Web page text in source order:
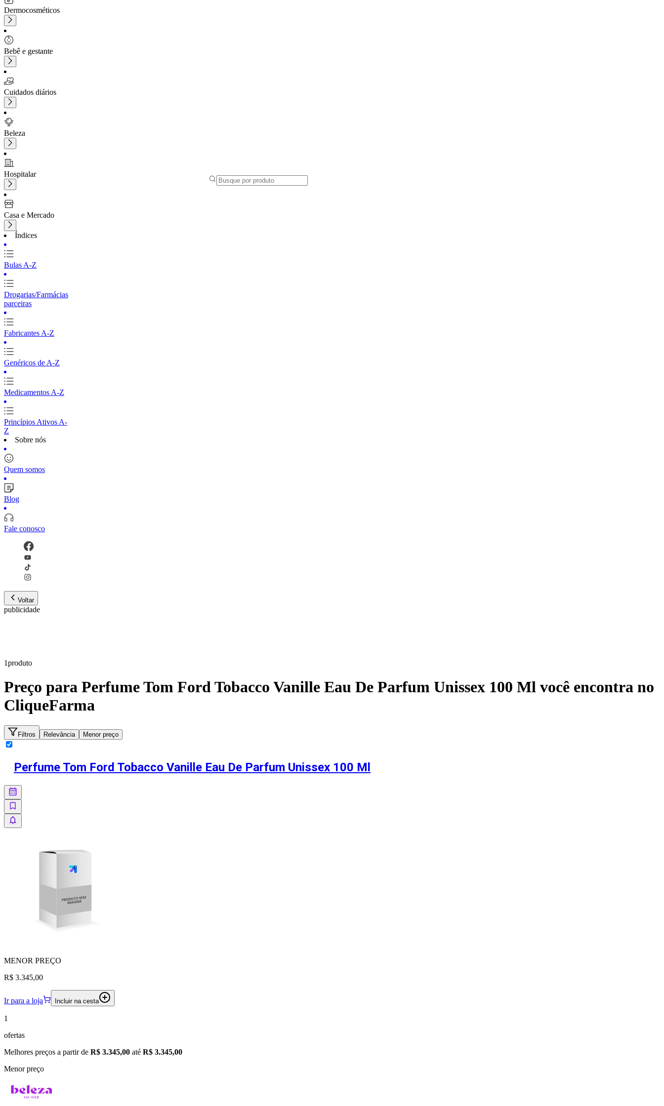
Dermocosméticos
Bebê e gestante
Cuidados diários
Beleza
Hospitalar
Casa e Mercado
Índices
Bulas A-Z
Drogarias/Farmácias
parceiras
Fabricantes A-Z
Genéricos de A-Z
Medicamentos A-Z
Princípios Ativos A-
Z
Sobre nós
Quem somos
Blog
Fale conosco
Voltar
publicidade
1produto
Preço para Perfume Tom Ford Tobacco Vanille Eau De Parfum Unissex 100 Ml você encontra no
CliqueFarma
Filtros Relevância Menor preço
Perfume Tom Ford Tobacco Vanille Eau De Parfum Unissex 100 Ml
MENOR PREÇO
R$ 3.345,00
Ir para a loja Incluir na cesta
1
ofertas
Melhores preços a partir de R$ 3.345,00 até R$ 3.345,00
Menor preço